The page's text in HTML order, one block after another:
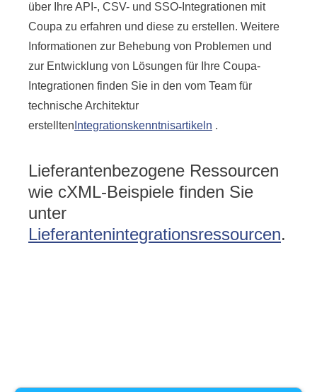
über Ihre API-, CSV- und SSO-Integrationen mit
Coupa zu erfahren und diese zu erstellen. Weitere
Informationen zur Behebung von Problemen und
zur Entwicklung von Lösungen für Ihre Coupa-
Integrationen finden Sie in den vom Team für
technische Architektur
erstellten Integrationskenntnisartikeln .
Lieferantenbezogene Ressourcen
wie cXML-Beispiele finden Sie
unter
Lieferantenintegrationsressourcen.